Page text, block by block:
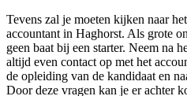
Tevens zal je moeten kijken naar
accountant in Haghorst. Als grote
geen baat bij een starter. Neem na
altijd even contact op met het
de opleiding van de kandidaat en
Door deze vragen kan je er achter